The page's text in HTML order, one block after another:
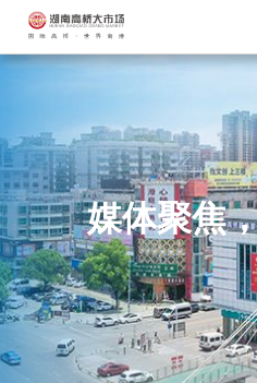
媒体聚焦